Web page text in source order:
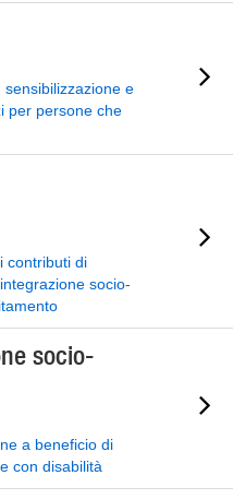
e
per persone che
contributi di
socio-
socio-
a beneficio di
con disabilità